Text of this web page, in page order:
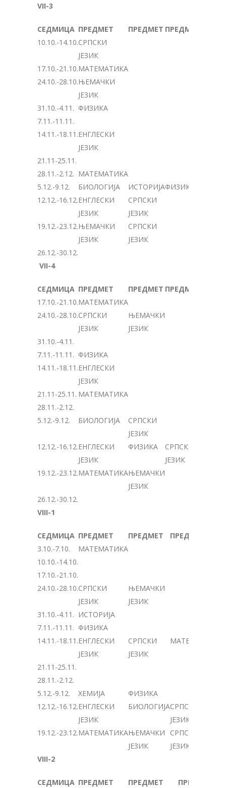
VII-3
СЕДМИЦА ПРЕДМЕТ ПРЕДМЕТ ПРЕДМЕТ
10.10.-14.10.СРПСКИ
ЈЕЗИК
17.10.-21.10.МАТЕМАТИКА
24.10.-28.10.ЊЕМАЧКИ
ЈЕЗИК
31.10.-4.11. ФИЗИКА
7.11.-11.11.
14.11.-18.11.ЕНГЛЕСКИ
ЈЕЗИК
21.11-25.11.
28.11.-2.12. МАТЕМАТИКА
5.12.-9.12.
БИОЛОГИЈА ИСТОРИЈАФИЗИКА
12.12.-16.12.ЕНГЛЕСКИ
ЈЕЗИК
СРПСКИ
ЈЕЗИК
19.12.-23.12.ЊЕМАЧКИ
ЈЕЗИК
СРПСКИ
ЈЕЗИК
26.12.-30.12.
VII-4
СЕДМИЦА ПРЕДМЕТ ПРЕДМЕТ ПРЕДМЕТ
17.10.-21.10.МАТЕМАТИКА
24.10.-28.10.СРПСКИ
ЈЕЗИК
ЊЕМАЧКИ
ЈЕЗИК
31.10.-4.11.
7.11.-11.11. ФИЗИКА
14.11.-18.11.ЕНГЛЕСКИ
ЈЕЗИК
21.11-25.11. МАТЕМАТИКА
28.11.-2.12.
5.12.-9.12.
БИОЛОГИЈА
СРПСКИ
ЈЕЗИК
12.12.-16.12.ЕНГЛЕСКИ
ЈЕЗИК
ФИЗИКА
СРПСКИ
ЈЕЗИК
19.12.-23.12.МАТЕМАТИКАЊЕМАЧКИ
ЈЕЗИК
26.12.-30.12.
VIII-1
СЕДМИЦА ПРЕДМЕТ ПРЕДМЕТ
ПРЕДМЕТ
3.10.-7.10.
МАТЕМАТИКА
10.10.-14.10.
17.10.-21.10.
24.10.-28.10.СРПСКИ
ЈЕЗИК
ЊЕМАЧКИ
ЈЕЗИК
31.10.-4.11. ИСТОРИЈА
7.11.-11.11. ФИЗИКА
14.11.-18.11.ЕНГЛЕСКИ
ЈЕЗИК
СРПСКИ
ЈЕЗИК
МАТЕМАТИКА
21.11-25.11.
28.11.-2.12.
5.12.-9.12.
ХЕМИЈА
ФИЗИКА
12.12.-16.12.ЕНГЛЕСКИ
ЈЕЗИК
БИОЛОГИЈАСРПСКИ
ЈЕЗИК
19.12.-23.12.МАТЕМАТИКАЊЕМАЧКИ
ЈЕЗИК
СРПСКИ
ЈЕЗИК
VIII-2
СЕДМИЦА ПРЕДМЕТ ПРЕДМЕТ ПРЕДМЕТ